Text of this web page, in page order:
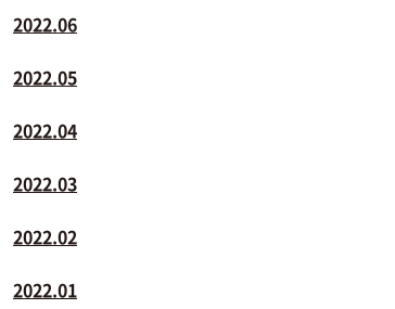
2022.06
2022.05
2022.04
2022.03
2022.02
2022.01